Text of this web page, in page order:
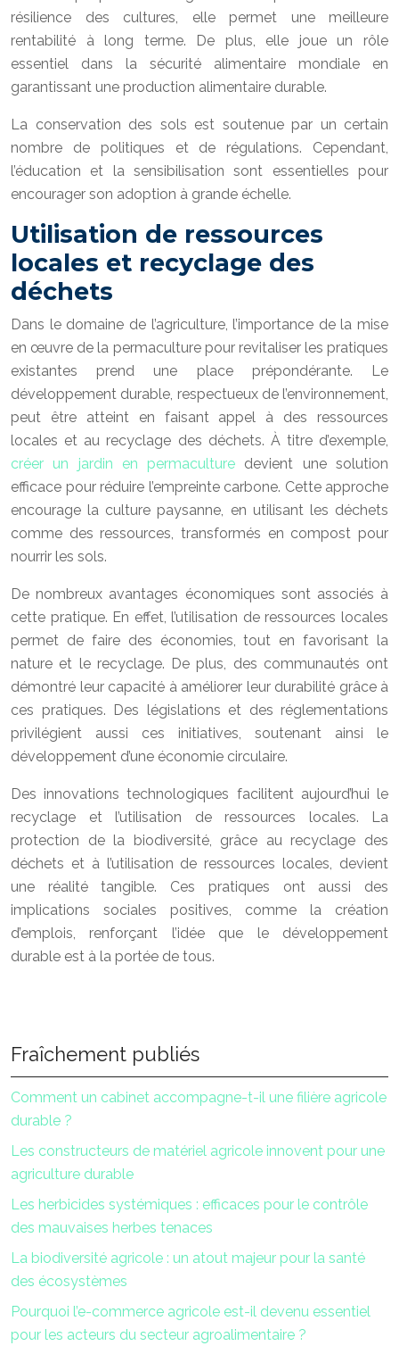
résilience des cultures, elle permet une meilleure
rentabilité à long terme. De plus, elle joue un rôle
essentiel dans la sécurité alimentaire mondiale en
garantissant une production alimentaire durable.
La conservation des sols est soutenue par un certain
nombre de politiques et de régulations. Cependant,
l’éducation et la sensibilisation sont essentielles pour
encourager son adoption à grande échelle.
Utilisation de ressources
locales et recyclage des
déchets
Dans le domaine de l’agriculture, l’importance de la mise
en œuvre de la permaculture pour revitaliser les pratiques
existantes prend une place prépondérante. Le
développement durable, respectueux de l’environnement,
peut être atteint en faisant appel à des ressources
locales et au recyclage des déchets. À titre d’exemple,
créer un jardin en permaculture devient une solution
efficace pour réduire l’empreinte carbone. Cette approche
encourage la culture paysanne, en utilisant les déchets
comme des ressources, transformés en compost pour
nourrir les sols.
De nombreux avantages économiques sont associés à
cette pratique. En effet, l’utilisation de ressources locales
permet de faire des économies, tout en favorisant la
nature et le recyclage. De plus, des communautés ont
démontré leur capacité à améliorer leur durabilité grâce à
ces pratiques. Des législations et des réglementations
privilégient aussi ces initiatives, soutenant ainsi le
développement d’une économie circulaire.
Des innovations technologiques facilitent aujourd’hui le
recyclage et l’utilisation de ressources locales. La
protection de la biodiversité, grâce au recyclage des
déchets et à l’utilisation de ressources locales, devient
une réalité tangible. Ces pratiques ont aussi des
implications sociales positives, comme la création
d’emplois, renforçant l’idée que le développement
durable est à la portée de tous.
Fraîchement publiés
Comment un cabinet accompagne-t-il une filière agricole
durable ?
Les constructeurs de matériel agricole innovent pour une
agriculture durable
Les herbicides systémiques : efficaces pour le contrôle
des mauvaises herbes tenaces
La biodiversité agricole : un atout majeur pour la santé
des écosystèmes
Pourquoi l’e-commerce agricole est-il devenu essentiel
pour les acteurs du secteur agroalimentaire ?